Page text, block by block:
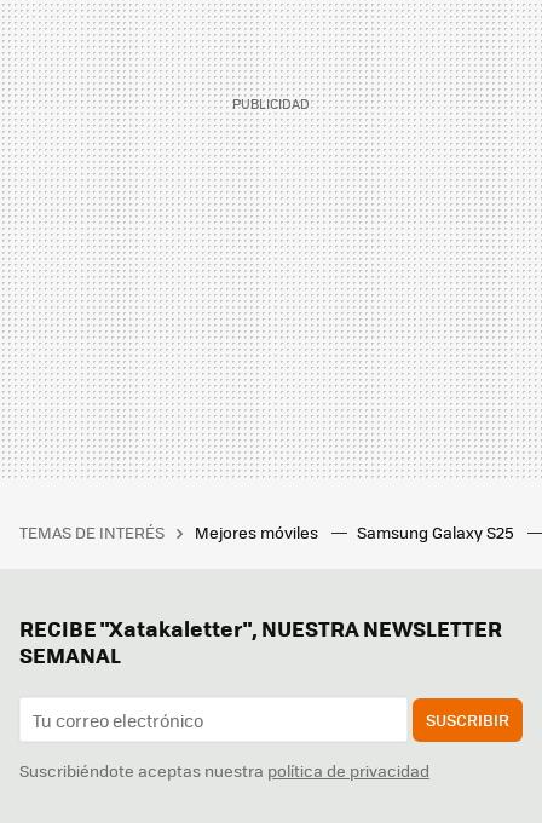
TEMAS DE INTERÉS Mejores móviles Samsung Galaxy S25
RECIBE "Xatakaletter", NUESTRA NEWSLETTER
SEMANAL
SUSCRIBIR
Suscribiéndote aceptas nuestra política de privacidad